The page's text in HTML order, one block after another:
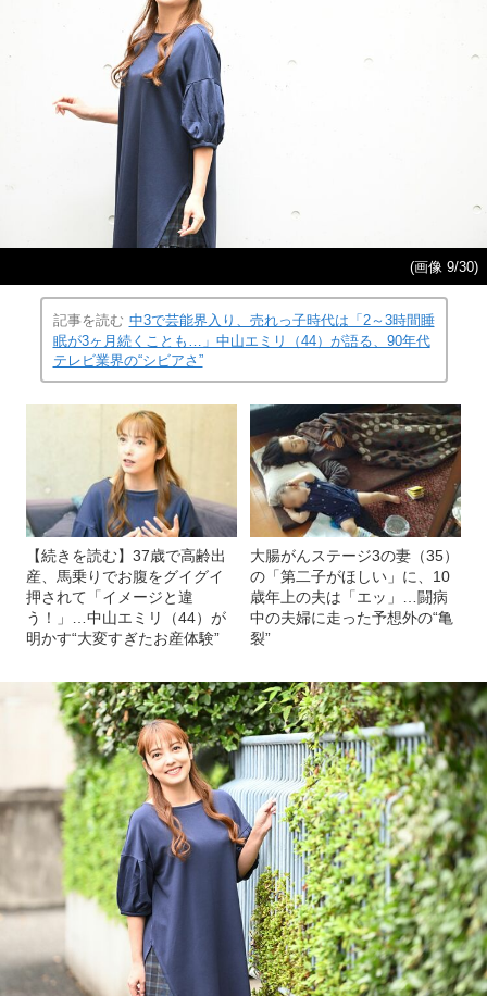
(画像 9/30)
記事を読む 中3で芸能界入り、売れっ子時代は「2～3時間睡
眠が3ヶ月続くことも…」中山エミリ（44）が語る、90年代
テレビ業界の“シビアさ”
【続きを読む】37歳で高齢出
産、馬乗りでお腹をグイグイ
押されて「イメージと違
う！」…中山エミリ（44）が
明かす“大変すぎたお産体験”
大腸がんステージ3の妻（35）
の「第二子がほしい」に、10
歳年上の夫は「エッ」…闘病
中の夫婦に走った予想外の“亀
裂”